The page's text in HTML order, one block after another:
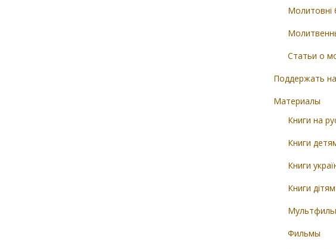
Молитовні
Статьи о
Поддержать
Материалы
Книги на
Книги
Книги
Книги дітям
Фильмы